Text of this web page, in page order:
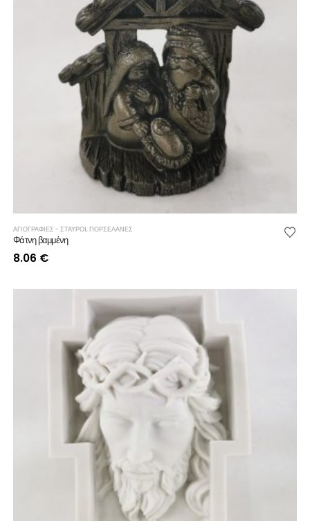
ΑΓΙΟΓΡΑΦΙΕΣ - ΣΤΑΥΡΟΙ,ΠΟΡΣΕΛΑΝΕΣ
Φάτνη βαμμένη
8.06 €